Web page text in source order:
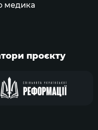
медика
проєкту